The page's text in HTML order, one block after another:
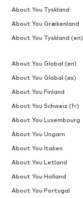
About You Tyskland
About You Grækenland
About You Tyskland (en)
About You Global (en)
About You Global (es)
About You Finland
About You Schweiz (fr)
About You Luxembourg
About You Ungarn
About You Italien
About You Letland
About You Holland
About You Portugal